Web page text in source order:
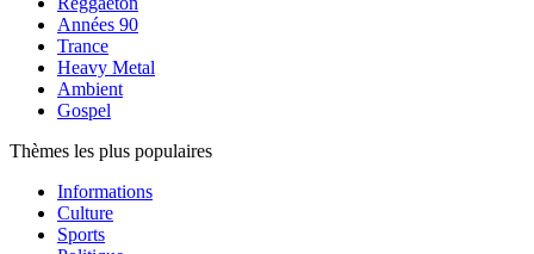
Années 90
Trance
Heavy Metal
Ambient
Gospel
Thèmes les plus populaires
Informations
Culture
Sports